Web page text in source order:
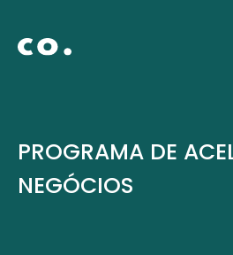
PROGRAMA DE
NEGÓCIOS